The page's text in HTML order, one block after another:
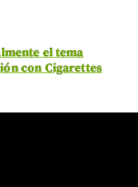
el tema
con Cigarettes